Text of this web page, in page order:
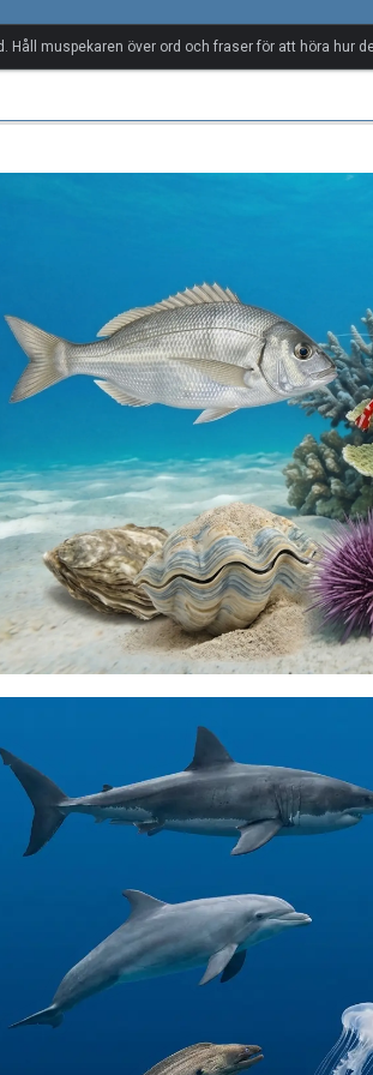
Håll muspekaren över ord och fraser för att höra hur